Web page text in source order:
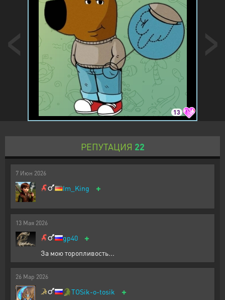
13
РЕПУТАЦИЯ 22
7 Июн 2026
Im_King +
13 Мая 2026
gp40 +
За мою торопливость...
26 Мар 2026
🐊TOSik-o-tosik +